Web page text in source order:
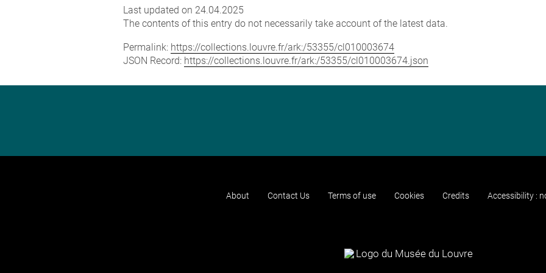
Last updated on 24.04.2025
The contents of this entry do not necessarily take account of the latest data.
Permalink: https://collections.louvre.fr/ark:/53355/cl010003674
JSON Record: https://collections.louvre.fr/ark:/53355/cl010003674.json
About Contact Us Terms of use Cookies Credits Accessibility :